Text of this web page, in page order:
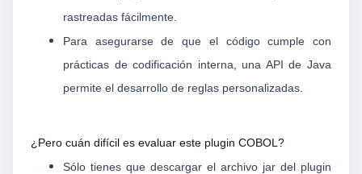
rastreadas fácilmente.
Para asegurarse de que el código cumple con
prácticas de codificación interna, una API de Java
permite el desarrollo de reglas personalizadas.
¿Pero cuán difícil es evaluar este plugin COBOL?
Sólo tienes que descargar el archivo jar del plugin